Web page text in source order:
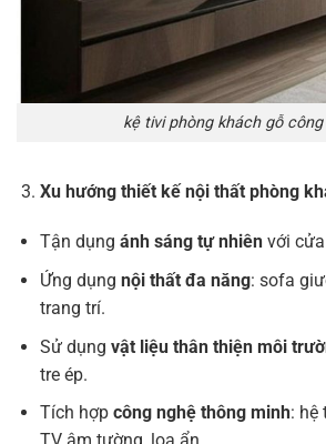
kệ tivi phòng khách gỗ công
Xu hướng thiết kế nội thất phòng
Tận dụng ánh sáng tự nhiênvới cửa
Ứng dụng nội thất đa năng: sofa
trang trí.
Sử dụng vật liệu thân thiện môi
tre ép.
Tích hợp công nghệ thông minh: hệ